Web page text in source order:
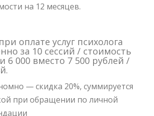
на 12 месяцев.
оплате услуг психолога
за 10 сессий / стоимость
6 000 вместо 7 500 рублей /
— скидка 20%, суммируется
при обращении по личной